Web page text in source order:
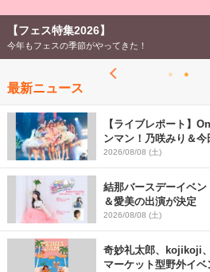
【フェス特集2026】
今年もフェスの季節がやってきた！
最新ニュース
【ライブレポート】
ンマン！乃咲みり＆
Onephony新体制1st
＞
2026/08/08 (土)
結那バースデーイベ
＆愛美の出演が決定
2026/08/08 (土)
奇妙礼太郎、kojikoji
マーケット型野外イ